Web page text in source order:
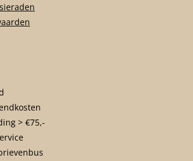
> €75,-